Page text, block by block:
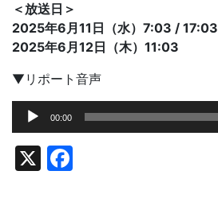
＜放送日＞
2025年6月11日（水）7:03 / 17:03
2025年6月12日（木）11:03
▼リポート音声
声
プ
レ
00:00
X